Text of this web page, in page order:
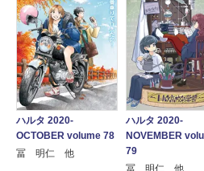
ハルタ 2020-
OCTOBER volume 78
冨 明仁 他
ハルタ 2020-
NOVEMBER
79
冨 明仁 他